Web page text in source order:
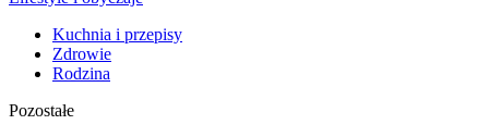
Kuchnia i przepisy
Zdrowie
Rodzina
Pozostałe